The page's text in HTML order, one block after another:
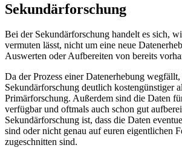
Sekundärforschung
Bei der Sekundärforschung handelt es sich,
vermuten lässt, nicht um eine neue
Auswerten oder Aufbereiten von bereits
Da der Prozess einer Datenerhebung
Sekundärforschung deutlich kostengünstiger
Primärforschung. Außerdem sind die Daten
verfügbar und oftmals auch schon gut
Sekundärforschung ist, dass die Daten
sind oder nicht genau auf euren eigentlichen
zugeschnitten sind.